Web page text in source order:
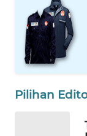
Pilihan
PLN
WATCH
MKLI
LPKKI